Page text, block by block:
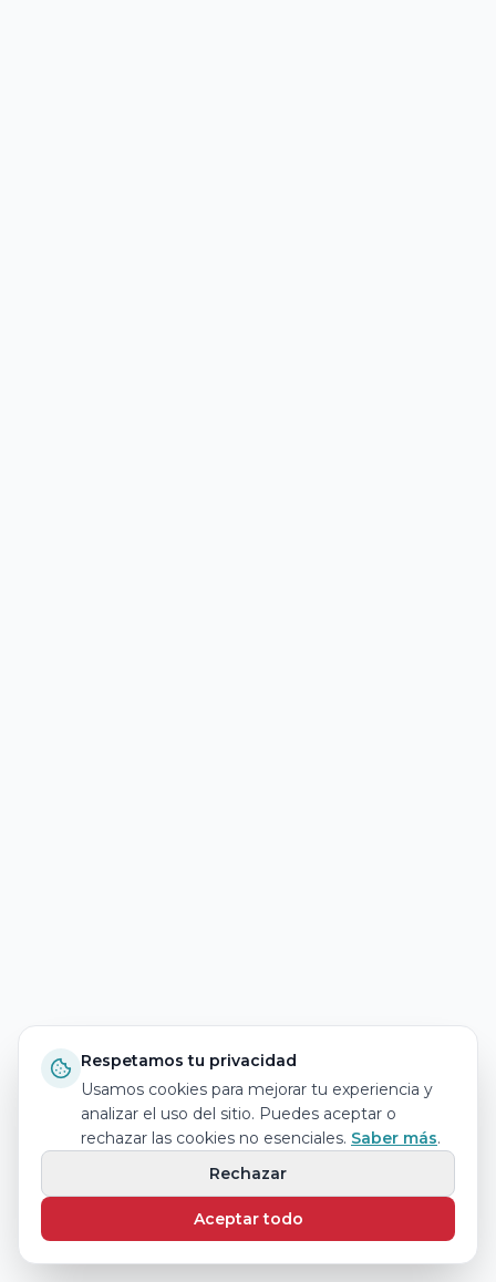
Respetamos tu privacidad
Usamos cookies para mejorar tu experiencia y
analizar el uso del sitio. Puedes aceptar o
rechazar las cookies no esenciales. Saber más.
Rechazar
Aceptar todo